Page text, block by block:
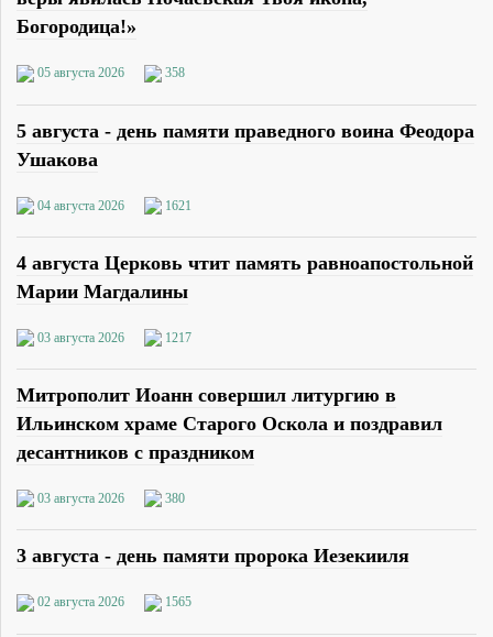
Богородица!»
05 августа 2026 358
5 августа - день памяти праведного воина Феодора
Ушакова
04 августа 2026 1621
4 августа Церковь чтит память равноапостольной
Марии Магдалины
03 августа 2026 1217
Митрополит Иоанн совершил литургию в
Ильинском храме Старого Оскола и поздравил
десантников с праздником
03 августа 2026 380
3 августа - день памяти пророка Иезекииля
02 августа 2026 1565